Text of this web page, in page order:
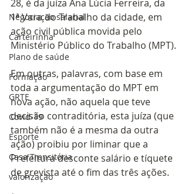
Negociação salarial
Carteirinha
Plano de saúde
Formação
GRTE
Covid-19
Esporte
Casa Transitória
valorização
28, é da juíza Ana Lúcia Ferreira, da
1ª Vara do Trabalho da cidade, em
ação civil pública movida pelo
Ministério Público do Trabalho (MPT).
Em outras, palavras, com base em
toda a argumentação do MPT em
nova ação, não aquela que teve
decisão contraditória, esta juíza (que
também não é a mesma da outra
ação) proibiu por liminar que a
Prefeitura desconte salário e tíquete
de grevista até o fim das três ações.